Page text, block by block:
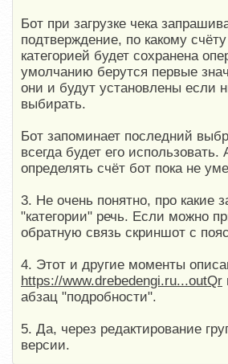
Бот при загрузке чека
подтверждение, по какому
категорией будет сохранена
умолчанию берутся первые
они и будут установлены если
выбирать.
Бот запоминает последний
всегда будет его использовать.
определять счёт бот пока не
3. Не очень понятно, про какие
"категории" речь. Если можно
обратную связь скриншот с
4. Этот и другие моменты
https://www.drebedengi.ru...outQr
абзац "подробности".
5. Да, через редактирование
версии.